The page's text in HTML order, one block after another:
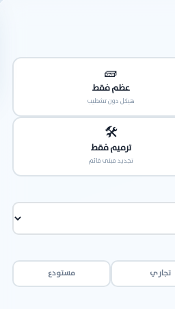
🧱
عظم فقط
هيكل دون تشطيب
🛠️
ترميم فقط
تجديد مبنى قائم
تجاري مستودع